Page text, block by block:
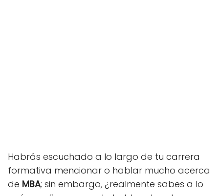
Habrás escuchado a lo largo de tu carrera
formativa mencionar o hablar mucho acerca
de MBA; sin embargo, ¿realmente sabes a lo